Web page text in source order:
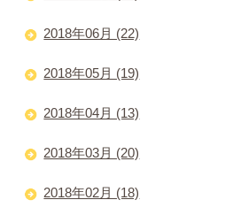
2018年06月 (22)
2018年05月 (19)
2018年04月 (13)
2018年03月 (20)
2018年02月 (18)